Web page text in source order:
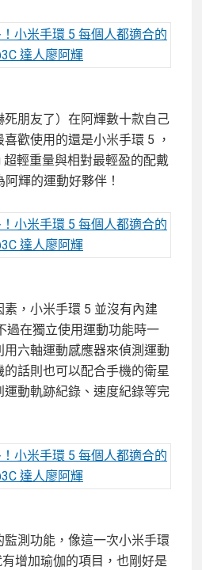
死朋友了）在阿輝數十款自己
歡使用的還是小米手環 5 ，
輕重量與相對最輕盈的配戴
輝的運動好夥伴！
，小米手環 5 並沒有內建
過在獨立使用運動功能時一
六軸運動感應器來偵測運動
話則也可以配合手機的衛星
動軌跡紀錄、速度紀錄等完
測功能，像這一次小米手環
增加瑜伽的項目，也剛好是